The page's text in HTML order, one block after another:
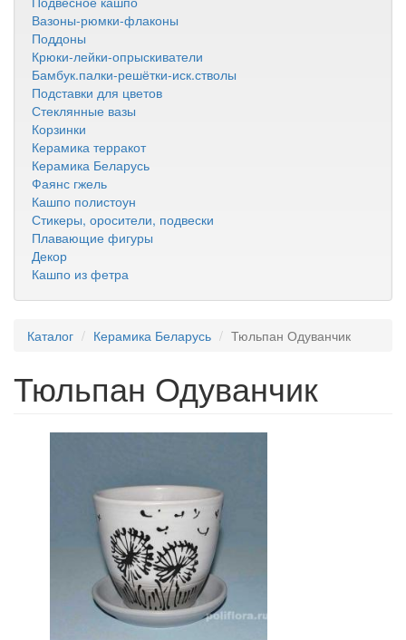
Вазоны-рюмки-флаконы
Поддоны
Крюки-лейки-опрыскиватели
Бамбук.палки-решётки-иск.стволы
Подставки для цветов
Стеклянные вазы
Корзинки
Керамика терракот
Керамика Беларусь
Фаянс гжель
Кашпо полистоун
Стикеры, оросители, подвески
Плавающие фигуры
Декор
Кашпо из фетра
Каталог Керамика Беларусь Тюльпан Одуванчик
Тюльпан Одуванчик